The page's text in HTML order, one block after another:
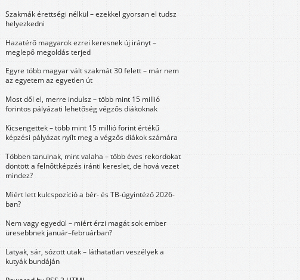
Szakmák érettségi nélkül – ezekkel gyorsan el tudsz
helyezkedni
Hazatérő magyarok ezrei keresnek új irányt –
meglepő megoldás terjed
Egyre több magyar vált szakmát 30 felett – már nem
az egyetem az egyetlen út
Most dől el, merre indulsz – több mint 15 millió
forintos pályázati lehetőség végzős diákoknak
Kicsengettek – több mint 15 millió forint értékű
képzési pályázat nyílt meg a végzős diákok számára
Többen tanulnak, mint valaha – több éves rekordokat
döntött a felnőttképzés iránti kereslet, de hová vezet
mindez?
Miért lett kulcspozíció a bér- és TB-ügyintéző 2026-
ban?
Nem vagy egyedül – miért érzi magát sok ember
üresebbnek január–februárban?
Latyak, sár, sózott utak – láthatatlan veszélyek a
kutyák bundáján